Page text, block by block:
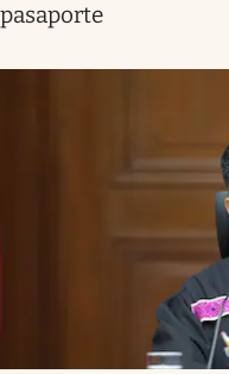
pasaporte